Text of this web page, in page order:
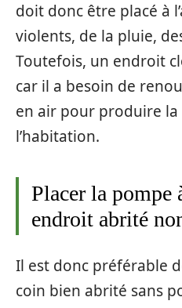
doit donc être placé à
violents, de la pluie,
Toutefois, un endroit
car il a besoin de
en air pour produire
l’habitation.
Placer la pompe
endroit abrité
Il est donc préférable
coin bien abrité sans